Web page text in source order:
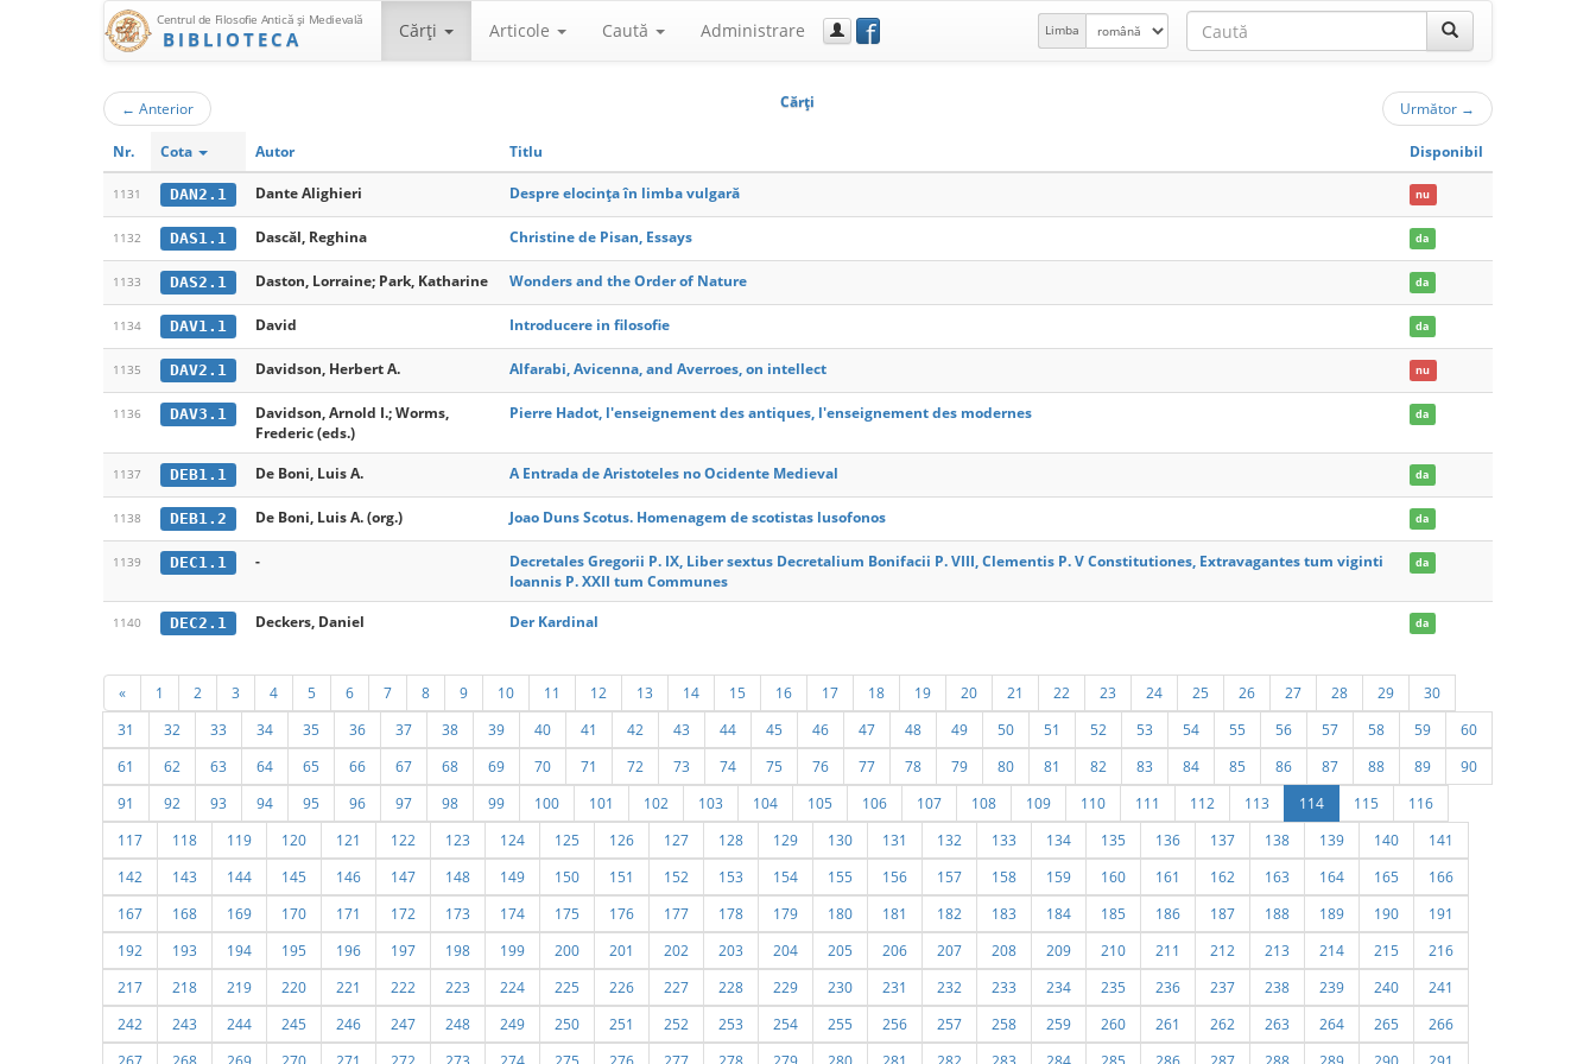
Centrul de Filosofie Antică şi Medievală
BIBLIOTECA Cărţi Articole Caută Administrare f Limba
← Anterior Cărţi Următor →
Nr. Cota Autor Titlu Disponibil
1131 DAN2.1 Dante Alighieri Despre elocința în limba vulgară nu
1132 DAS1.1 Dascăl, Reghina Christine de Pisan, Essays da
1133 DAS2.1 Daston, Lorraine; Park, Katharine Wonders and the Order of Nature da
1134 DAV1.1 David Introducere in filosofie da
1135 DAV2.1 Davidson, Herbert A. Alfarabi, Avicenna, and Averroes, on intellect nu
1136 DAV3.1
Davidson, Arnold I.; Worms,
Frederic (eds.)
Pierre Hadot, l'enseignement des antiques, l'enseignement des modernes da
1137 DEB1.1 De Boni, Luis A. A Entrada de Aristoteles no Ocidente Medieval da
1138 DEB1.2 De Boni, Luis A. (org.) Joao Duns Scotus. Homenagem de scotistas lusofonos da
1139 DEC1.1 -
Decretales Gregorii P. IX, Liber sextus Decretalium Bonifacii P. VIII, Clementis P. V Constitutiones, Extravagantes tum viginti
Ioannis P. XXII tum Communes
da
1140 DEC2.1 Deckers, Daniel Der Kardinal da
« 1 2 3 4 5 6 7 8 9 10 11 12 13 14 15 16 17 18 19 20 21 22 23 24 25 26 27 28 29
30
31
32 33 34 35 36 37 38 39 40 41 42 43 44 45 46 47 48 49 50 51 52 53 54 55 56 57 58 59
60
61
62 63 64 65 66 67 68 69 70 71 72 73 74 75 76 77 78 79 80 81 82 83 84 85 86 87 88 89
90
91
92 93 94 95 96 97 98 99 100 101 102 103 104 105 106 107 108 109 110 111 112 113 114 115
116
117
118 119 120 121 122 123 124 125 126 127 128 129 130 131 132 133 134 135 136 137 138 139 140
141
142
143 144 145 146 147 148 149 150 151 152 153 154 155 156 157 158 159 160 161 162 163 164 165
166
167
168 169 170 171 172 173 174 175 176 177 178 179 180 181 182 183 184 185 186 187 188 189 190
191
192
193 194 195 196 197 198 199 200 201 202 203 204 205 206 207 208 209 210 211 212 213 214 215
216
217
218 219 220 221 222 223 224 225 226 227 228 229 230 231 232 233 234 235 236 237 238 239 240
241
242
243 244 245 246 247 248 249 250 251 252 253 254 255 256 257 258 259 260 261 262 263 264 265
266